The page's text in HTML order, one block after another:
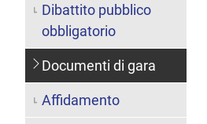
Dibattito pubblico
obbligatorio
Documenti di gara
Affidamento